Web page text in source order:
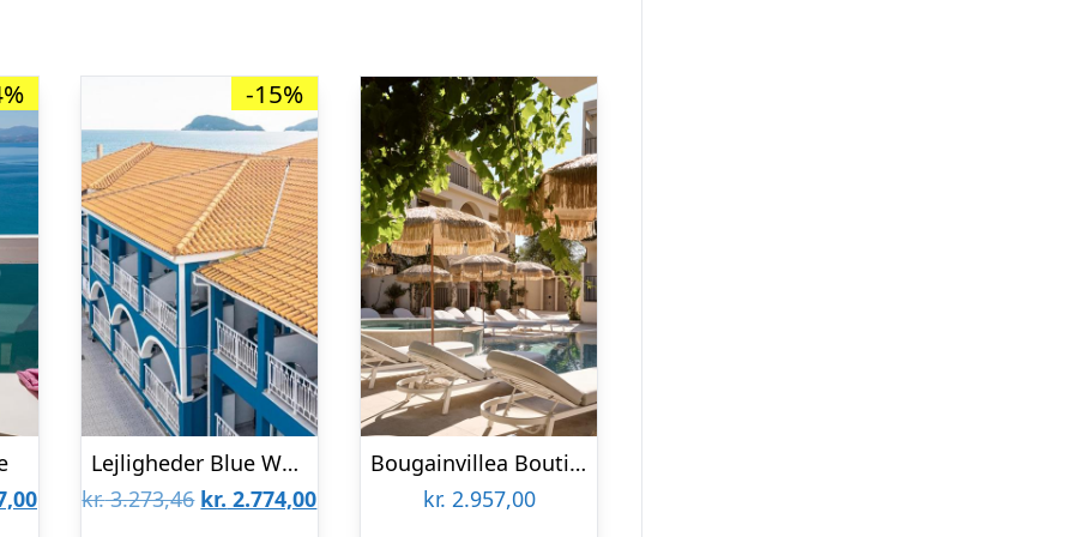
Den
-15%
Lejligheder Blue Waves
kr.3.273,46 Den
kr. 2.774,00Den
Bougainvillea Boutique Hotel
kr. 2.957,00